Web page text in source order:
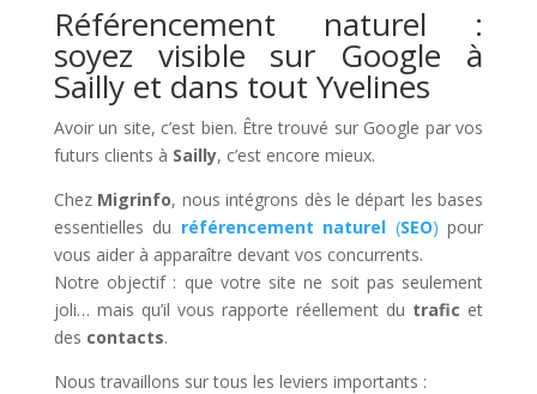
Référencement naturel :
soyez visible sur Google à
Sailly et dans tout Yvelines
Avoir un site, c’est bien. Être trouvé sur Google par vos
futurs clients à Sailly, c’est encore mieux.
Chez Migrinfo, nous intégrons dès le départ les bases
essentielles du référencement naturel (SEO) pour
vous aider à apparaître devant vos concurrents.
Notre objectif : que votre site ne soit pas seulement
joli… mais qu’il vous rapporte réellement du trafic et
des contacts.
Nous travaillons sur tous les leviers importants :